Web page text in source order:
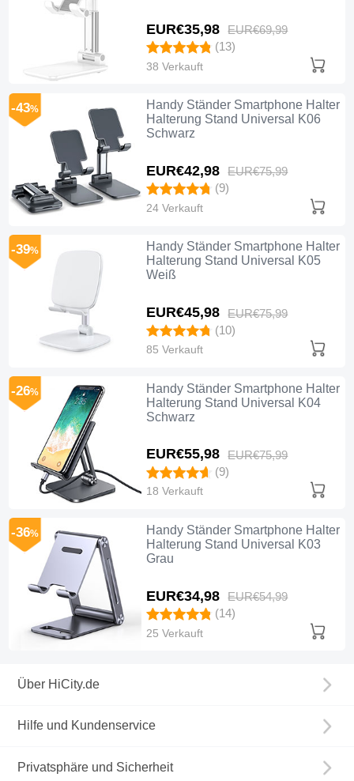
EUR€35,98 EUR€69,99
(13)
38 Verkauft
Handy Ständer Smartphone Halter
Halterung Stand Universal K06
Schwarz
EUR€42,98 EUR€75,99
-43%
(9)
24 Verkauft
Handy Ständer Smartphone Halter
Halterung Stand Universal K05
Weiß
EUR€45,98 EUR€75,99
-39%
(10)
85 Verkauft
Handy Ständer Smartphone Halter
Halterung Stand Universal K04
Schwarz
EUR€55,98 EUR€75,99
-26%
(9)
18 Verkauft
Handy Ständer Smartphone Halter
Halterung Stand Universal K03
Grau
EUR€34,98 EUR€54,99
-36%
(14)
25 Verkauft
Über HiCity.de
Hilfe und Kundenservice
Privatsphäre und Sicherheit